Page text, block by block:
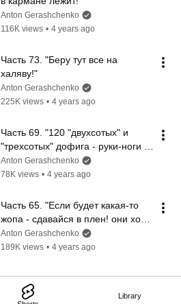
Library
Anton Gerashchenko
116K views • 4 years ago
Часть 73. "Беру тут все на
халяву!"
Anton Gerashchenko
225K views • 4 years ago
Часть 69. "120 "двухсотых" и
"трехсотых" дофига - руки-ноги
по отрывало!"
Anton Gerashchenko
78K views • 4 years ago
Часть 65. "Если будет какая-то
жопа - сдавайся в плен! они хотя
бы живые!"
Anton Gerashchenko
189K views • 4 years ago